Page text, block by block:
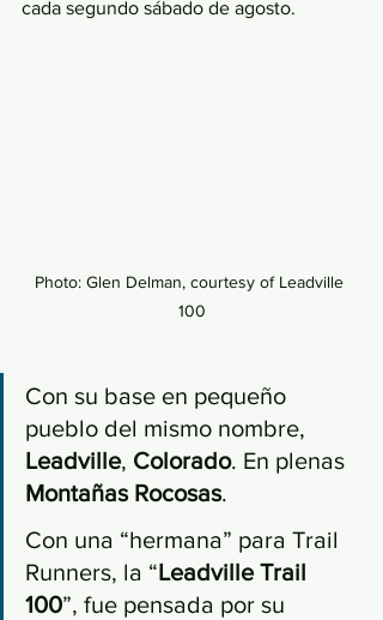
cada segundo sábado de agosto.
Photo: Glen Delman, courtesy of Leadville
100
Con su base en pequeño
pueblo del mismo nombre,
Leadville, Colorado. En plenas
Montañas Rocosas.
Con una “hermana” para Trail
Runners, la “Leadville Trail
100”, fue pensada por su